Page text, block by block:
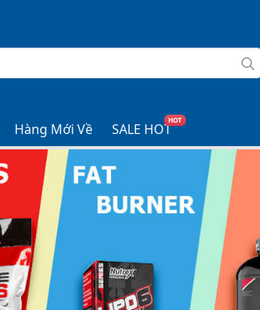
Hàng Mới Về SALE HOT
HOT